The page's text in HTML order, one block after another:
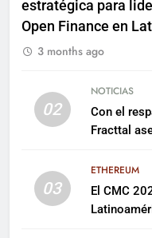
estratégica para
Open Finance en
3 months ago
02
NOTICIAS
Con el
Fracttal
03
ETHEREUM
El CMC